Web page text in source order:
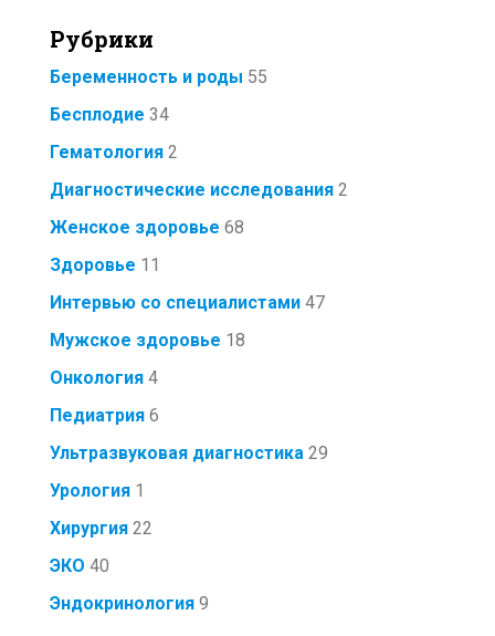
Рубрики
Беременность и роды 55
Бесплодие 34
Гематология 2
Диагностические исследования 2
Женское здоровье 68
Здоровье 11
Интервью со специалистами 47
Мужское здоровье 18
Онкология 4
Педиатрия 6
Ультразвуковая диагностика 29
Урология 1
Хирургия 22
ЭКО 40
Эндокринология 9